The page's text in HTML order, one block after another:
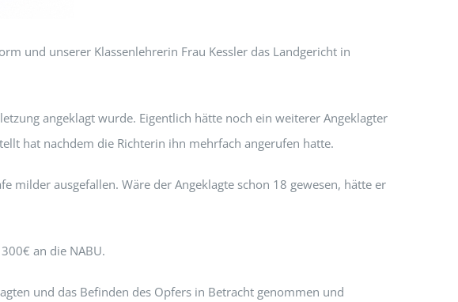
und unserer Klassenlehrerin Frau Kessler das Landgericht in
angeklagt wurde. Eigentlich hätte noch ein weiterer Angeklagter
hat nachdem die Richterin ihn mehrfach angerufen hatte.
milder ausgefallen. Wäre der Angeklagte schon 18 gewesen, hätte er
an die NABU.
und das Befinden des Opfers in Betracht genommen und